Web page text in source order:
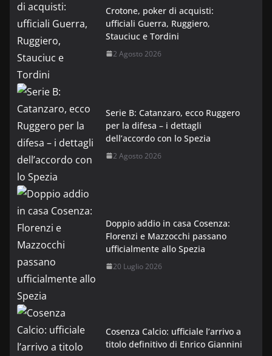
Crotone, poker di acquisti:
ufficiali Guerra, Ruggiero,
Stauciuc e Tordini
2 Agosto 2026
Serie B: Catanzaro, ecco Ruggero
per la difesa – i dettagli
dell’accordo con lo Spezia
2 Agosto 2026
Doppio addio in casa Cosenza:
Florenzi e Mazzocchi passano
ufficialmente allo Spezia
20 Luglio 2026
Cosenza Calcio: ufficiale l’arrivo a
titolo definitivo di Enrico Giannini